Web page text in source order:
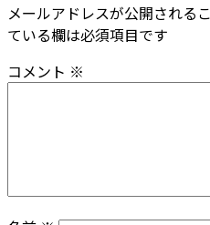
メールアドレスが公開される
ている欄は必須項目です
コメント ※